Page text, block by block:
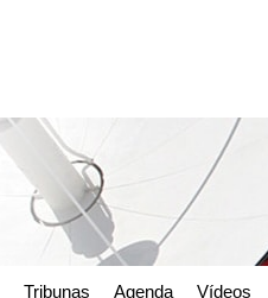
Tribunas Agenda Vídeos